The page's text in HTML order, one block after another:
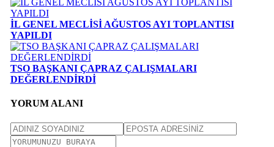
İL GENEL MECLİSİ AĞUSTOS AYI TOPLANTISI
YAPILDI
TSO BAŞKANI ÇAPRAZ ÇALIŞMALARI
DEĞERLENDİRDİ
YORUM ALANI